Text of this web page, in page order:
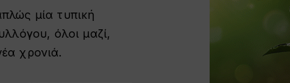
μία τυπική
όλοι μαζί,
χρονιά.